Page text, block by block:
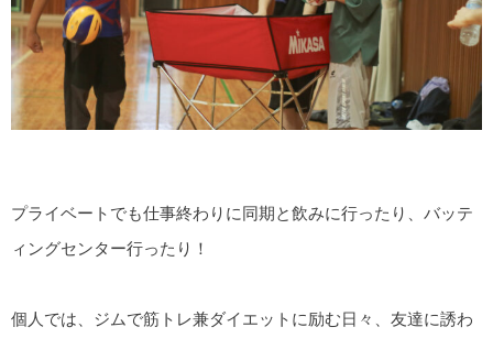
プライベートでも仕事終わりに同期と飲みに行ったり、バッテ
ィングセンター行ったり！
個人では、ジムで筋トレ兼ダイエットに励む日々、友達に誘わ